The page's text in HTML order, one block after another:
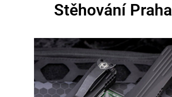
Stěhování Praha